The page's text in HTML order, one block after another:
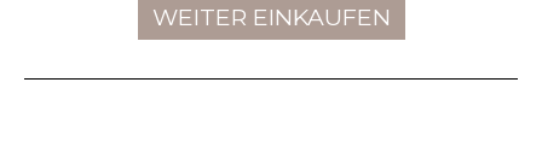
WEITER EINKAUFEN